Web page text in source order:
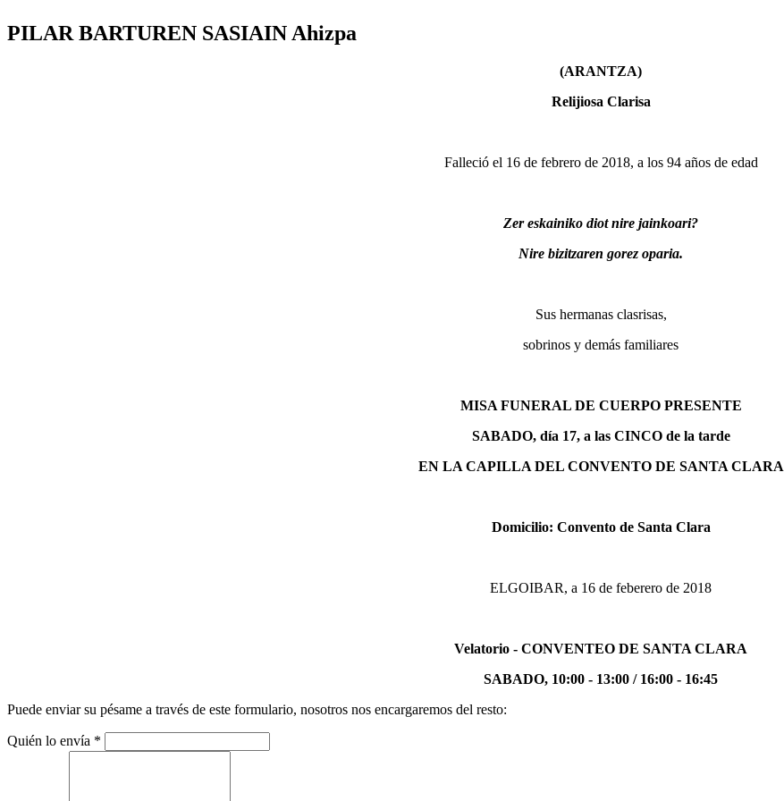
PILAR BARTUREN SASIAIN Ahizpa
(ARANTZA)
Relijiosa Clarisa
Falleció el 16 de febrero de 2018, a los 94 años de edad
Zer eskainiko diot nire jainkoari?
Nire bizitzaren gorez oparia.
Sus hermanas clasrisas,
sobrinos y demás familiares
MISA FUNERAL DE CUERPO PRESENTE
SABADO, día 17, a las CINCO de la tarde
EN LA CAPILLA DEL CONVENTO DE SANTA CLARA
Domicilio: Convento de Santa Clara
ELGOIBAR, a 16 de feberero de 2018
Velatorio - CONVENTEO DE SANTA CLARA
SABADO, 10:00 - 13:00 / 16:00 - 16:45
Puede enviar su pésame a través de este formulario, nosotros nos encargaremos del resto:
Quién lo envía *